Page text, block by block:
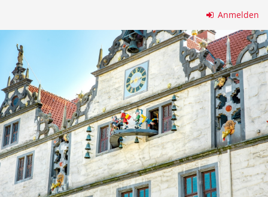
springen
Anmelden